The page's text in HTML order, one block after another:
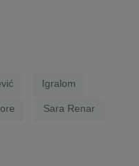
Igralom
Sara Renar